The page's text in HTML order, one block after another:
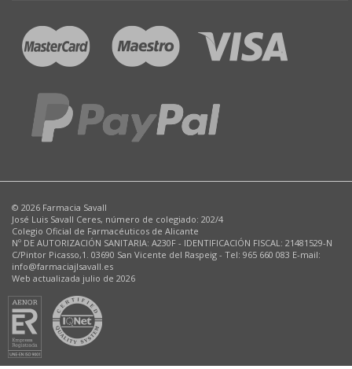
© 2026 Farmacia Savall
José Luis Savall Ceres, número de colegiado: 202/4
Colegio Oficial de Farmacéuticos de Alicante
Nº DE AUTORIZACIÓN SANITARIA: A230F - IDENTIFICACIÓN FISCAL: 21481529-N
C/Pintor Picasso,1. 03690 San Vicente del Raspeig - Tel: 965 660 083 E-mail:
info@farmaciajlsavall.es
Web actualizada julio de 2026